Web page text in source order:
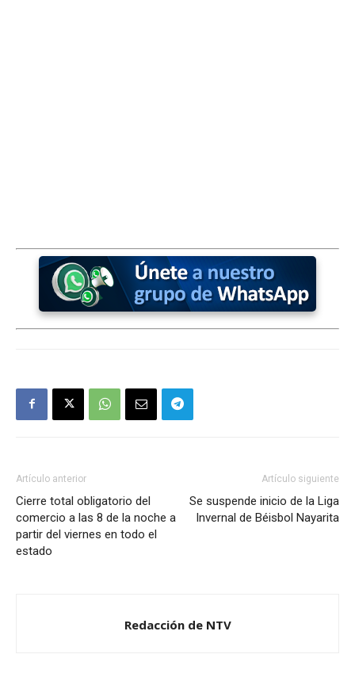
Artículo anterior
Cierre total obligatorio del
comercio a las 8 de la noche a
partir del viernes en todo el
estado
Artículo siguiente
Se suspende inicio de la Liga
Invernal de Béisbol Nayarita
Redacción de NTV